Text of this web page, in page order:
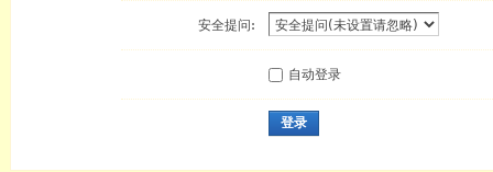
安全提问:
自动登录
登录